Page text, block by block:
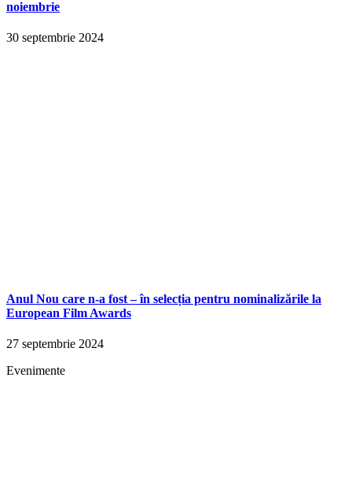
noiembrie
30 septembrie 2024
Anul Nou care n-a fost – în selecția pentru nominalizările la
European Film Awards
27 septembrie 2024
Evenimente